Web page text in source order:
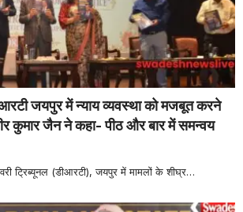
जयपुर में न्याय व्यवस्था को मजबूत करने
कुमार जैन ने कहा- पीठ और बार में समन्वय
ट्रिब्यूनल (डीआरटी), जयपुर में मामलों के शीघ्र…